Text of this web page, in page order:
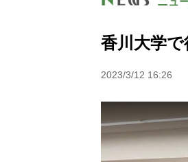
香川大学
2023/3/12 16:26